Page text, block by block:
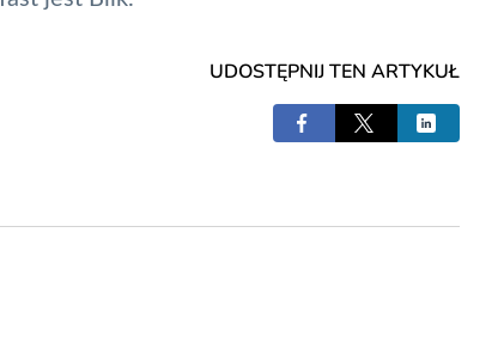
UDOSTĘPNIJ TEN ARTYKUŁ